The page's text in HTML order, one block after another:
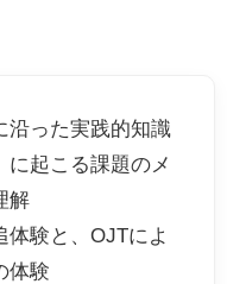
沿った実践的知識
に起こる課題のメ
解
験と、OJTによ
体験